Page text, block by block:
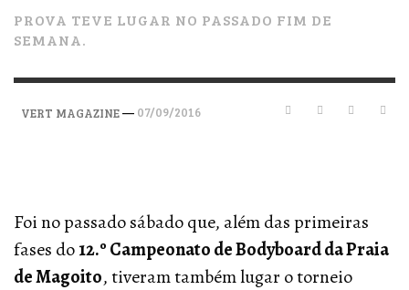
PROVA TEVE LUGAR NO PASSADO FIM DE
SEMANA.
VERT MAGAZINE— 07/09/2016
Foi no passado sábado que, além das primeiras
fases do12.º Campeonato de Bodyboard da Praia
de Magoito, tiveram também lugar o torneio